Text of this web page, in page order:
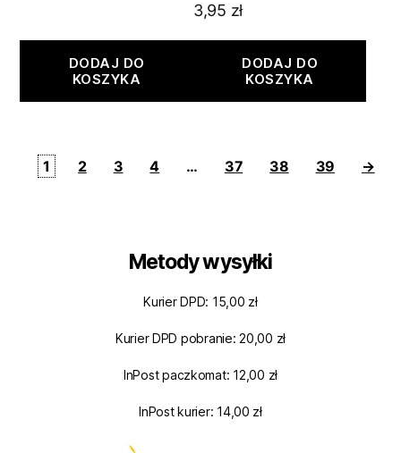
DODAJ DO
KOSZYKA
3,95 zł
DODAJ DO
KOSZYKA
1 2 3 4 … 37 38 39 →
Metody wysyłki
Kurier DPD: 15,00 zł
Kurier DPD pobranie: 20,00 zł
InPost paczkomat: 12,00 zł
InPost kurier: 14,00 zł